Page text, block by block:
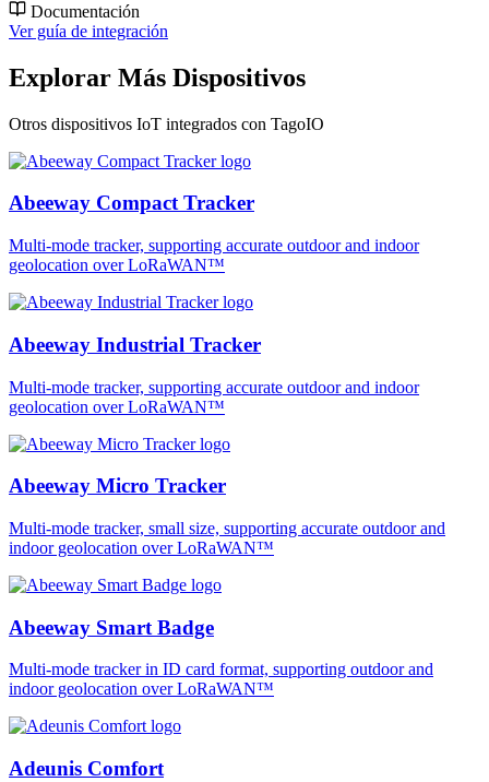
Documentación
Ver guía de integración
Explorar Más Dispositivos
Otros dispositivos IoT integrados con TagoIO
Abeeway Compact Tracker
Multi-mode tracker, supporting accurate outdoor and indoor
geolocation over LoRaWAN™
Abeeway Industrial Tracker
Multi-mode tracker, supporting accurate outdoor and indoor
geolocation over LoRaWAN™
Abeeway Micro Tracker
Multi-mode tracker, small size, supporting accurate outdoor and
indoor geolocation over LoRaWAN™
Abeeway Smart Badge
Multi-mode tracker in ID card format, supporting outdoor and
indoor geolocation over LoRaWAN™
Adeunis Comfort